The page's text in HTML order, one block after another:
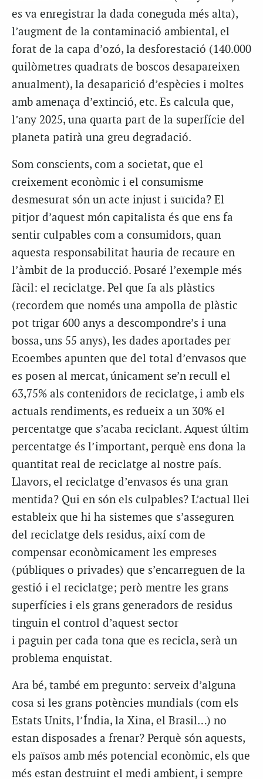
es va enregistrar la dada coneguda més alta),
l’augment de la contaminació ambiental, el
forat de la capa d’ozó, la desforestació (140.000
quilòmetres quadrats de boscos desapareixen
anualment), la desaparició d’espècies i moltes
amb amenaça d’extinció, etc. Es calcula que,
l’any 2025, una quarta part de la superfície del
planeta patirà una greu degradació.
Som conscients, com a societat, que el
creixement econòmic i el consumisme
desmesurat són un acte injust i suïcida? El
pitjor d’aquest món capitalista és que ens fa
sentir culpables com a consumidors, quan
aquesta responsabilitat hauria de recaure en
l’àmbit de la producció. Posaré l’exemple més
fàcil: el reciclatge. Pel que fa als plàstics
(recordem que només una ampolla de plàstic
pot trigar 600 anys a descompondre’s i una
bossa, uns 55 anys), les dades aportades per
Ecoembes apunten que del total d’envasos que
es posen al mercat, únicament se’n recull el
63,75% als contenidors de reciclatge, i amb els
actuals rendiments, es redueix a un 30% el
percentatge que s’acaba reciclant. Aquest últim
percentatge és l’important, perquè ens dona la
quantitat real de reciclatge al nostre país.
Llavors, el reciclatge d’envasos és una gran
mentida? Qui en són els culpables? L’actual llei
estableix que hi ha sistemes que s’asseguren
del reciclatge dels residus, així com de
compensar econòmicament les empreses
(públiques o privades) que s’encarreguen de la
gestió i el reciclatge; però mentre les grans
superfícies i els grans generadors de residus
tinguin el control d’aquest sector
i paguin per cada tona que es recicla, serà un
problema enquistat.
Ara bé, també em pregunto: serveix d’alguna
cosa si les grans potències mundials (com els
Estats Units, l’Índia, la Xina, el Brasil…) no
estan disposades a frenar? Perquè són aquests,
els països amb més potencial econòmic, els que
més estan destruint el medi ambient, i sempre